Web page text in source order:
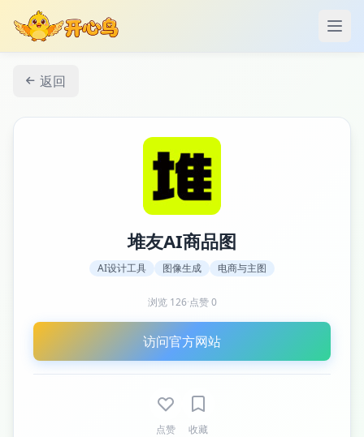
打开
返回
堆友AI商品图
AI设计工具 图像生成 电商与主图
浏览 126·点赞0
访问官方网站
点赞 收藏